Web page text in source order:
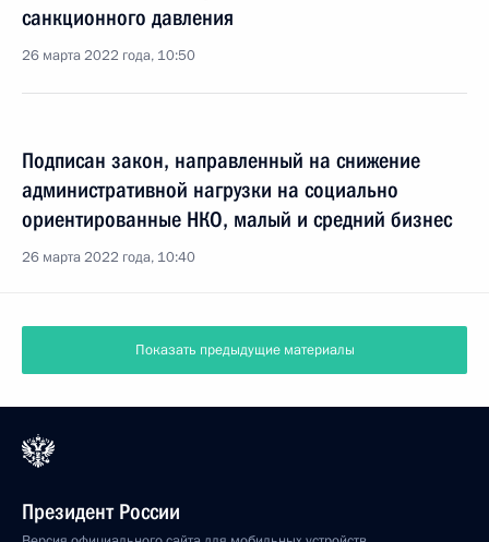
санкционного давления
26 марта 2022 года, 10:50
Подписан закон, направленный на снижение
административной нагрузки на социально
ориентированные НКО, малый и средний бизнес
26 марта 2022 года, 10:40
Показать предыдущие материалы
Президент России